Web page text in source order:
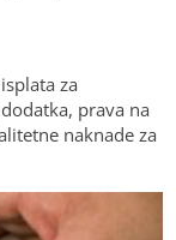
za
prava na
naknade za